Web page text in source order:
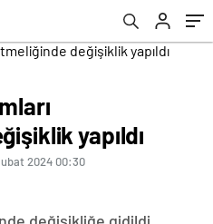
yapıldı
2024 00:30